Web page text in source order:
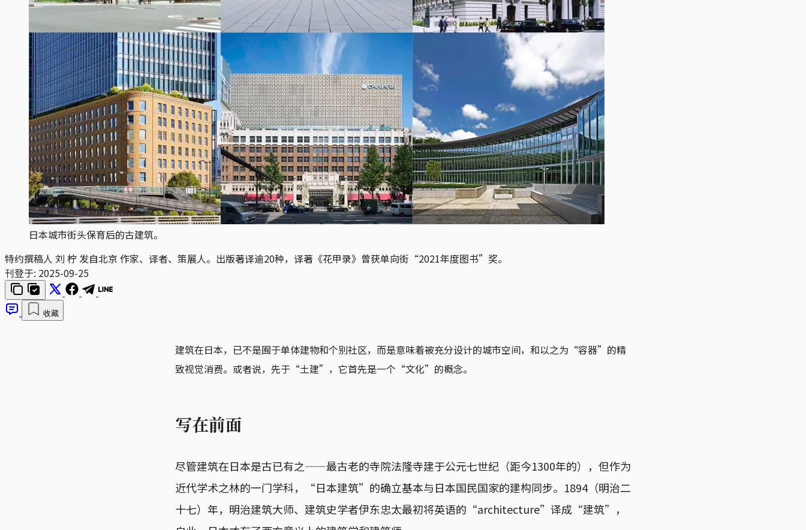
日本城市街头保育后的古建筑。
特约撰稿人 刘 柠 发自北京 作家、译者、策展人。出版著译逾20种，译著《花甲录》曾获单向街“2021年度图书”奖。
刊登于: 2025-09-25
收藏
建筑在日本，已不是囿于单体建物和个别社区，而是意味着被充分设计的城市空间，和以之为“容器”的精
致视觉消费。或者说，先于“土建”，它首先是一个“文化”的概念。
写在前面
尽管建筑在日本是古已有之——最古老的寺院法隆寺建于公元七世纪（距今1300年的），但作为
近代学术之林的一门学科，“日本建筑”的确立基本与日本国民国家的建构同步。1894（明治二
十七）年，明治建筑大师、建筑史学者伊东忠太最初将英语的“architecture”译成“建筑”，